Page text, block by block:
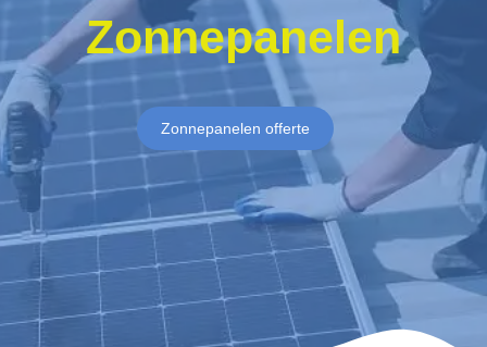
Zonnepanelen
Zonnepanelen offerte